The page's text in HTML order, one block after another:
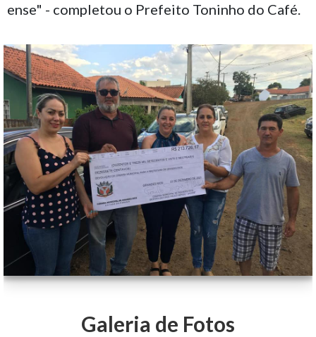
ense" - completou o Prefeito Toninho do Café.
Galeria de Fotos